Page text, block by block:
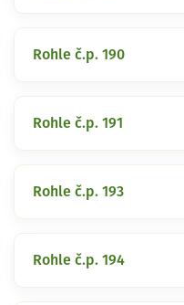
Rohle č.p. 190
Rohle č.p. 191
Rohle č.p. 193
Rohle č.p. 194